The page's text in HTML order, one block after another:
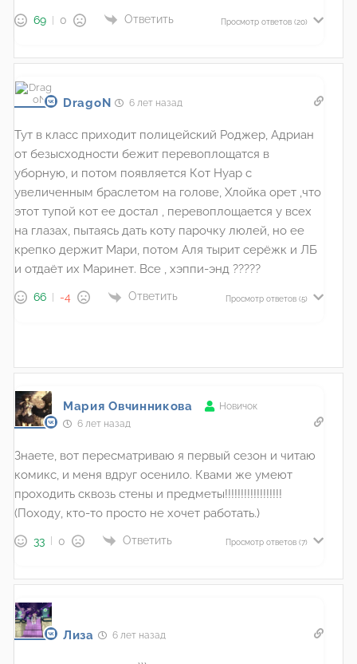
69 0 Ответить Просмотр ответов (20)
DragoN 6 лет назад
Тут в класс приходит полицейский Роджер, Адриан
от безысходности бежит перевоплощатся в
уборную, и потом появляется Кот Нуар с
увеличенным браслетом на голове, Хлойка орет ,что
этот тупой кот ее достал , перевоплощается у всех
на глазах, пытаясь дать коту парочку люлей, но ее
крепко держит Мари, потом Аля тырит серёжк и ЛБ
и отдаёт их Маринет. Все , хэппи-энд ?????
66 -4 Ответить Просмотр ответов (5)
Мария Овчинникова
Новичок
6 лет назад
Знаете, вот пересматриваю я первый сезон и читаю
комикс, и меня вдруг осенило. Квами же умеют
проходить сквозь стены и предметы!!!!!!!!!!!!!!!!!!
(Походу, кто-то просто не хочет работать.)
33 0 Ответить Просмотр ответов (7)
Лиза 6 лет назад